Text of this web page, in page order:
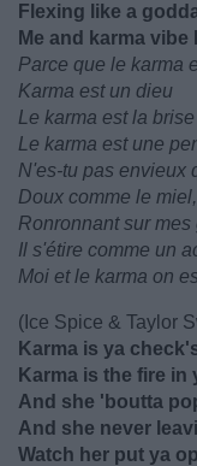
Flexing likе a
Me and karma vibe
Parce que le karma
Karma est un dieu
Le karma est la
Le karma est une
N'es-tu pas envieux
Doux comme le
Ronronnant sur
Il s'étire comme un
Moi et le karma on
(Ice Spice & Taylor
Karma is ya
Karma is the fire in
And she 'boutta
And she never
Watch her put ya